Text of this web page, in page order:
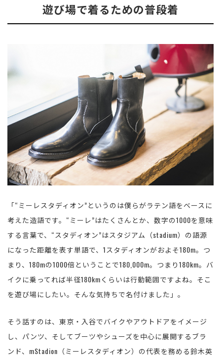
遊び場で着るための普段着
「“ミーレスタディオン”というのは僕らがラテン語をベースに
考えた造語です。“ミーレ”はたくさんとか、数字の1000を意味
する言葉で、“スタディオン”はスタジアム（stadium）の語源
になった距離を表す単語で、1スタディオンがおよそ180m。つ
まり、180mの1000倍ということで180,000m。つまり180km。バ
イクに乗ってれば半径180kmくらいは行動範囲ですよね。そこ
を遊び場にしたい。そんな気持ちで名付けました」。
そう話すのは、東京・入谷でバイクやアウトドアをイメージ
し、パンツ、そしてブーツやシューズを中心に展開するブラ
ンド、mStadion（ミーレスタディオン）の代表を務める鈴木英